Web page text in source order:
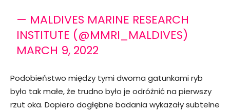
— MALDIVES MARINE RESEARCH
INSTITUTE (@MMRI_MALDIVES)
MARCH 9, 2022
Podobieństwo między tymi dwoma gatunkami ryb
było tak małe, że trudno było je odróżnić na pierwszy
rzut oka. Dopiero dogłębne badania wykazały subtelne